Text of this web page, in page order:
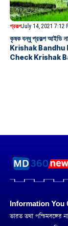
প্রকল্পJuly 14, 2021 7:12
কৃষক বন্ধু প্রকল্প আইডি
Krishak Bandhu
Check Krishak
Information You
ভারত তথা পশ্চিমবঙ্গের